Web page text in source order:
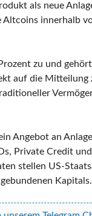
als neue
Altcoins innerhalb
zu und
auf die Mitteilung
Angebot an
Private Credit
stellen US-
Kapitals.